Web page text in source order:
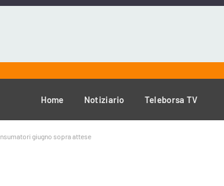
Home Notiziario Teleborsa TV
giugno sopra attese